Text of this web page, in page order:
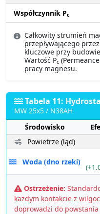
Współczynnik Pc
Całkowity strumień
przepływającego
kluczowe przy
Wartość Pc
pracy magnesu.
Tabela 11:
MW 25x5 / N38AH
Środowisko
Powietrze (ląd)
Woda (dno rzeki)
Ostrzeżenie:
każdym kontakcie z
doprowadzi do powstania